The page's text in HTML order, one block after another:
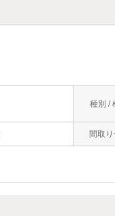
種別 /
間取り